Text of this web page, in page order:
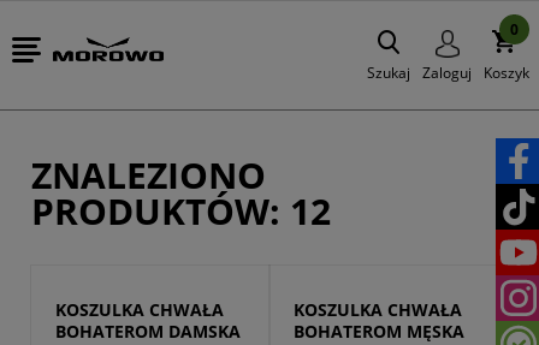
Szukaj Zaloguj Koszyk
0
ZNALEZIONO
PRODUKTÓW: 12
KOSZULKA CHWAŁA
BOHATEROM DAMSKA
KOSZULKA CHWAŁA
BOHATEROM MĘSKA